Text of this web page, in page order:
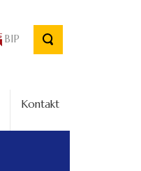
BIP
Kontakt